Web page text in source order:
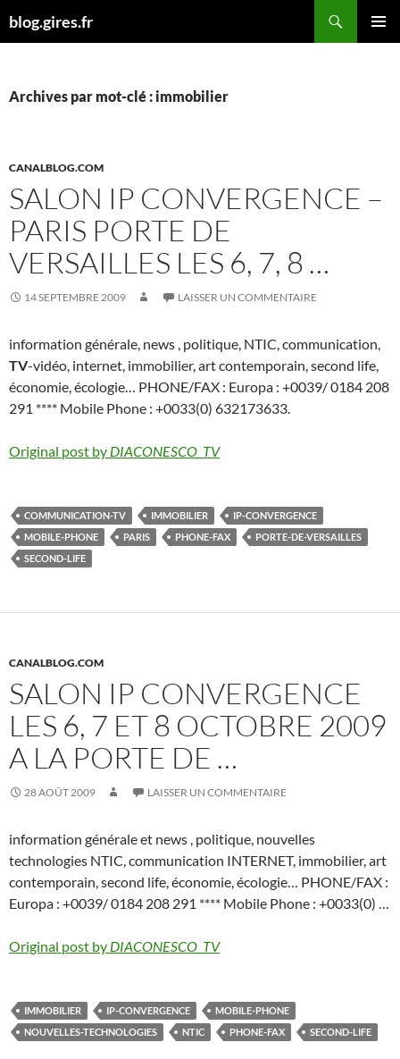
aublog.gires.fr
Archives par mot-clé : immobilier
CANALBLOG.COM
SALON IP CONVERGENCE –
PARIS PORTE DE
VERSAILLES LES 6, 7, 8 …
14 SEPTEMBRE 2009 LAISSER UN COMMENTAIRE
information générale, news , politique, NTIC, communication,
TV-vidéo, internet, immobilier, art contemporain, second life,
économie, écologie… PHONE/FAX : Europa : +0039/ 0184 208
291 **** Mobile Phone : +0033(0) 632173633.
Original post by DIACONESCO_TV
COMMUNICATION-TV IMMOBILIER
IP-CONVERGENCE
MOBILE-PHONE
PARIS PHONE-FAX
PORTE-DE-VERSAILLES
SECOND-LIFE
CANALBLOG.COM
SALON IP CONVERGENCE
LES 6, 7 ET 8 OCTOBRE 2009
A LA PORTE DE …
28 AOÛT 2009 LAISSER UN COMMENTAIRE
information générale et news , politique, nouvelles
technologies NTIC, communication INTERNET, immobilier, art
contemporain, second life, économie, écologie… PHONE/FAX :
Europa : +0039/ 0184 208 291 **** Mobile Phone : +0033(0) …
Original post by DIACONESCO_TV
IMMOBILIER IP-CONVERGENCE
MOBILE-PHONE
NOUVELLES-TECHNOLOGIES
NTIC PHONE-FAX SECOND-LIFE